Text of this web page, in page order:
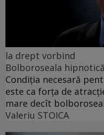
la drept vorbind
Bolboroseala
Condiția necesară
este ca forța de
mare decît
Valeriu STOICA